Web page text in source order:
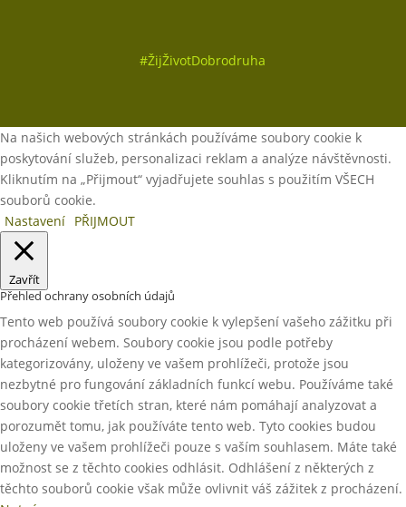
#ŽijŽivotDobrodruha
Na našich webových stránkách používáme soubory cookie k
poskytování služeb, personalizaci reklam a analýze návštěvnosti.
Kliknutím na „Přijmout“ vyjadřujete souhlas s použitím VŠECH
souborů cookie.
Nastavení PŘIJMOUT
Zavřít
Přehled ochrany osobních údajů
Tento web používá soubory cookie k vylepšení vašeho zážitku při
procházení webem. Soubory cookie jsou podle potřeby
kategorizovány, uloženy ve vašem prohlížeči, protože jsou
nezbytné pro fungování základních funkcí webu. Používáme také
soubory cookie třetích stran, které nám pomáhají analyzovat a
porozumět tomu, jak používáte tento web. Tyto cookies budou
uloženy ve vašem prohlížeči pouze s vaším souhlasem. Máte také
možnost se z těchto cookies odhlásit. Odhlášení z některých z
těchto souborů cookie však může ovlivnit váš zážitek z procházení.